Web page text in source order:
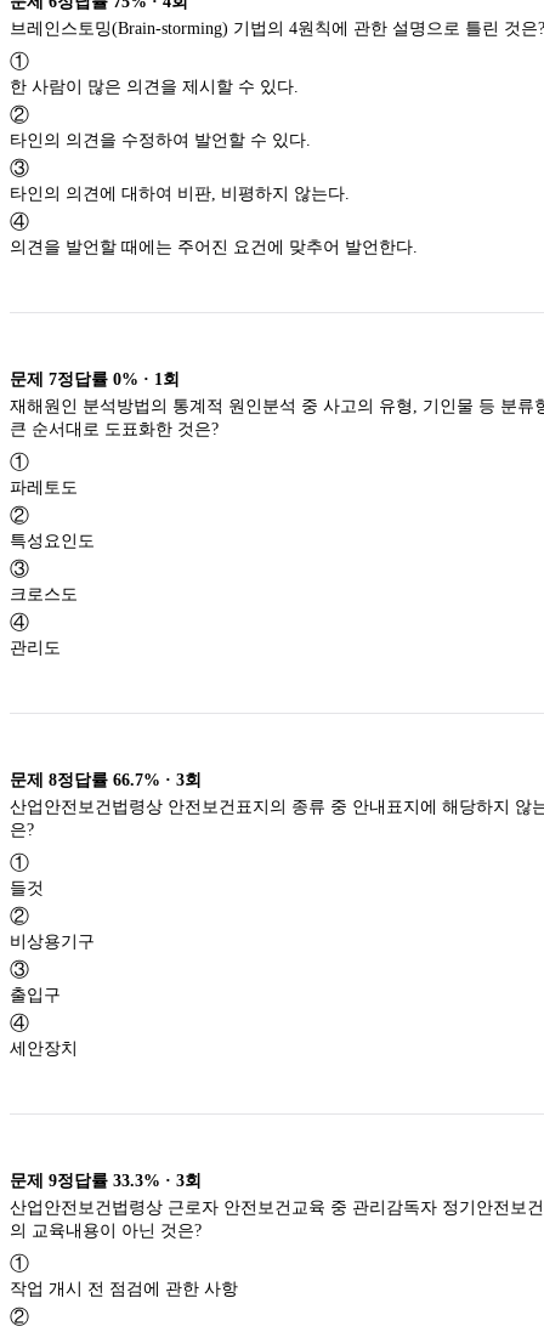
브레인스토밍(Brain-storming) 기법의 4원칙에 관한 설명으로 틀린 것은?
①
한 사람이 많은 의견을 제시할 수 있다.
②
타인의 의견을 수정하여 발언할 수 있다.
③
타인의 의견에 대하여 비판, 비평하지 않는다.
④
의견을 발언할 때에는 주어진 요건에 맞추어 발언한다.
문제 7정답률 0% · 1 회
재해원인 분석방법의 통계적 원인분석 중 사고의 유형, 기인물 등 분류
큰 순서대로 도표화한 것은?
①
파레토도
②
특성요인도
③
크로스도
④
관리도
문제 8정답률 66.7% · 3회
산업안전보건법령상 안전보건표지의 종류 중 안내표지에 해당하지 않
은?
①
들것
②
비상용기구
③
출입구
④
세안장치
문제 9정답률 33.3% · 3회
산업안전보건법령상 근로자 안전보건교육 중 관리감독자 정기안전보
의 교육내용이 아닌 것은?
①
작업 개시 전 점검에 관한 사항
②